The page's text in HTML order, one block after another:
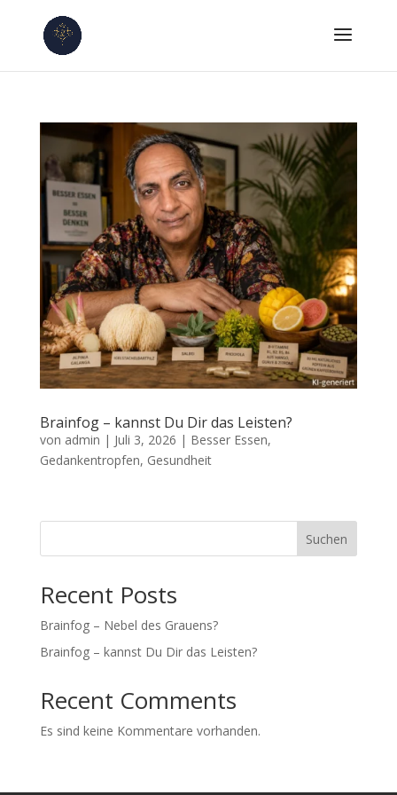
Brainfog – kannst Du Dir das Leisten?
von admin | Juli 3, 2026 | Besser Essen,
Gedankentropfen, Gesundheit
Suchen
Recent Posts
Brainfog – Nebel des Grauens?
Brainfog – kannst Du Dir das Leisten?
Recent Comments
Es sind keine Kommentare vorhanden.